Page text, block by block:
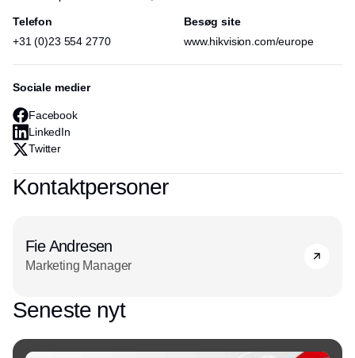
anvendelser i boliger.
salgsingeniører og teknisk servicepersonale har alle
imødekomme deres individuelle behov.
Telefon
+31 (0)23 554 2770
Besøg site
www.hikvision.com/europe
Sociale medier
Facebook
LinkedIn
Twitter
Kontaktpersoner
Fie Andresen
Marketing Manager
Seneste nyt